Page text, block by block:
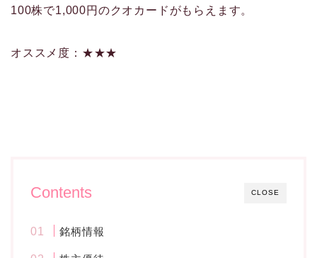
100株で1,000円のクオカードがもらえます。
オススメ度：★★★
CLOSE
Contents
銘柄情報